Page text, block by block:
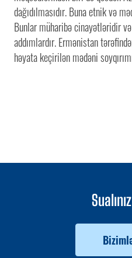
dağıdılmasıdır. Buna etnik və
Bunlar müharibə cinayətləridir
addımlardır. Ermənistan
həyata keçirilən mədəni